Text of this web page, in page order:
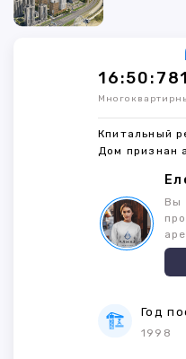
Кпитальный
Дом признан
Вы
Год
1998